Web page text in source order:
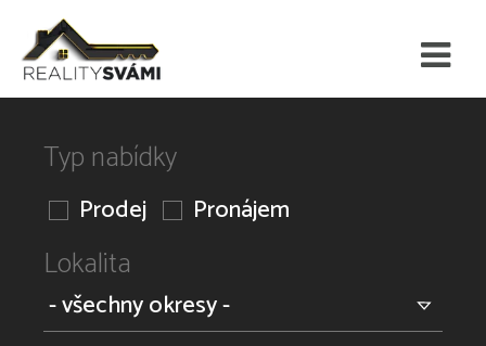
Typ nabídky
Prodej Pronájem
Lokalita